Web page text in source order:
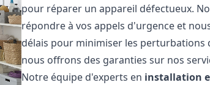
pour réparer un appareil défectueux.
répondre à vos appels d'urgence et
délais pour minimiser les
nous offrons des garanties sur nos
Notre équipe d'experts en installation